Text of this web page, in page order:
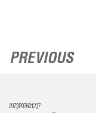
PREVIOUS
2973P07601237